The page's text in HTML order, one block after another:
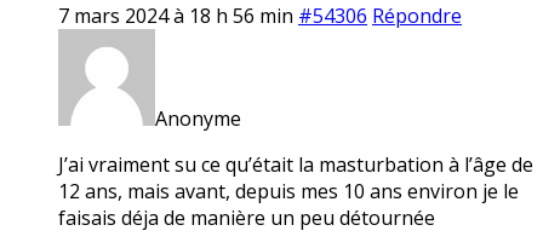
7 mars 2024 à 18 h 56 min #54306 Répondre
Anonyme
J’ai vraiment su ce qu’était la masturbation à l’âge de
12 ans, mais avant, depuis mes 10 ans environ je le
faisais déja de manière un peu détournée